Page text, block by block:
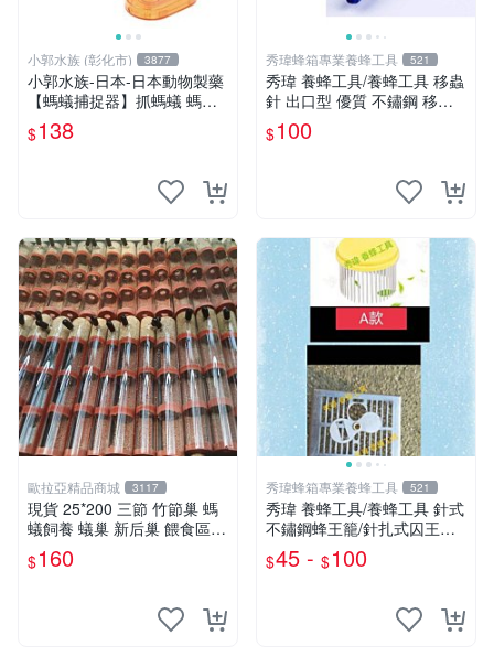
小郭水族 (彰化市) 3877
小郭水族-日本-日本動物製藥
【螞蟻捕捉器】抓螞蟻 螞蟻
誘捕盒 養螞蟻 生態觀察
$138
秀瑋蜂箱專業養蜂工具 521
秀瑋 養蜂工具/養蜂工具 移蟲
針 出口型 優質 不鏽鋼 移蟲
針
$100
歐拉亞精品商城 3117
現貨 25*200 三節 竹節巢 螞
蟻飼養 蟻巢 新后巢 餵食區
試管巢 (生態蟻窩 螞蟻家園
螞蟻工坊)
$160
秀瑋蜂箱專業養蜂工具 521
秀瑋 養蜂工具/養蜂工具 針式
不鏽鋼蜂王籠/針扎式囚王籠/
簡單好用/
$45 - $100